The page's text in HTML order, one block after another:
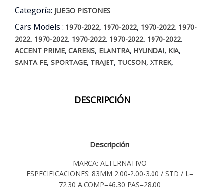
Categoría: JUEGO PISTONES
Cars Models : 1970-2022, 1970-2022, 1970-2022, 1970-
2022, 1970-2022, 1970-2022, 1970-2022, 1970-2022,
ACCENT PRIME, CARENS, ELANTRA, HYUNDAI, KIA,
SANTA FE, SPORTAGE, TRAJET, TUCSON, XTREK,
DESCRIPCIÓN
Descripción
MARCA: ALTERNATIVO
ESPECIFICACIONES: 83MM 2.00-2.00-3.00 / STD / L=
72.30 A.COMP=46.30 PAS=28.00